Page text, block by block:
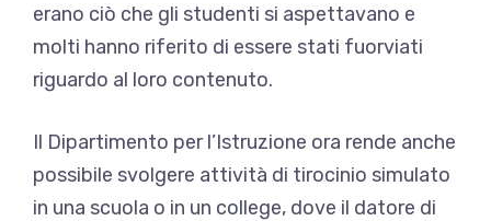
erano ciò che gli studenti si aspettavano e
molti hanno riferito di essere stati fuorviati
riguardo al loro contenuto.
Il Dipartimento per l’Istruzione ora rende anche
possibile svolgere attività di tirocinio simulato
in una scuola o in un college, dove il datore di